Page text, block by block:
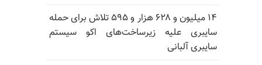
۱۴ میلیون و ۶۲۸ هزار و ۵۹۵ تلاش برای حمله
سایبری علیه زیرساخت‌های اکو سیستم
سایبری آلبانی